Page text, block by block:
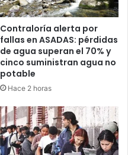
Contraloría alerta por
fallas en ASADAS: pérdidas
de agua superan el 70% y
cinco suministran agua no
potable
Hace 2 horas